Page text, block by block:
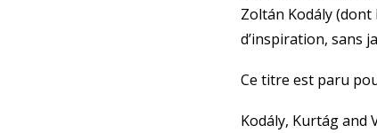
Zoltán Kodály (dont
d’inspiration, sans
Ce titre est paru
Kodály, Kurtág and